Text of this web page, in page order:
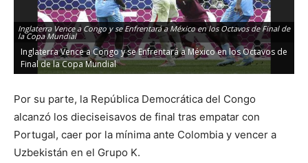
Inglaterra Vence a Congo y se Enfrentará a México en los Octavos de Final de
la Copa Mundial
Inglaterra Vence a Congo y se Enfrentará a México en los Octavos de
Final de la Copa Mundial
Por su parte, la República Democrática del Congo
alcanzó los dieciseisavos de final tras empatar con
Portugal, caer por la mínima ante Colombia y vencer a
Uzbekistán en el Grupo K.